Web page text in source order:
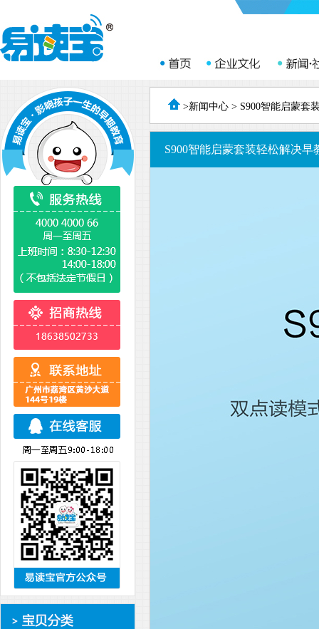
>新闻中心 > S900智能启蒙套
S900智能启蒙套装轻松解决早